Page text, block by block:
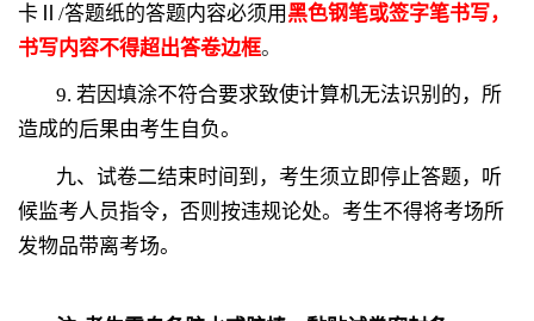
卡Ⅱ /答题纸的答题内容必须用 黑色钢笔或签字笔书写，
书写内容不得超出答卷边框。
9.若因填涂不符合要求致使计算机无法识别的，所
造成的后果由考生自负。
九、试卷二结束时间到，考生须立即停止答题，听
候监考人员指令，否则按违规论处。考生不得将考场所
发物品带离考场。